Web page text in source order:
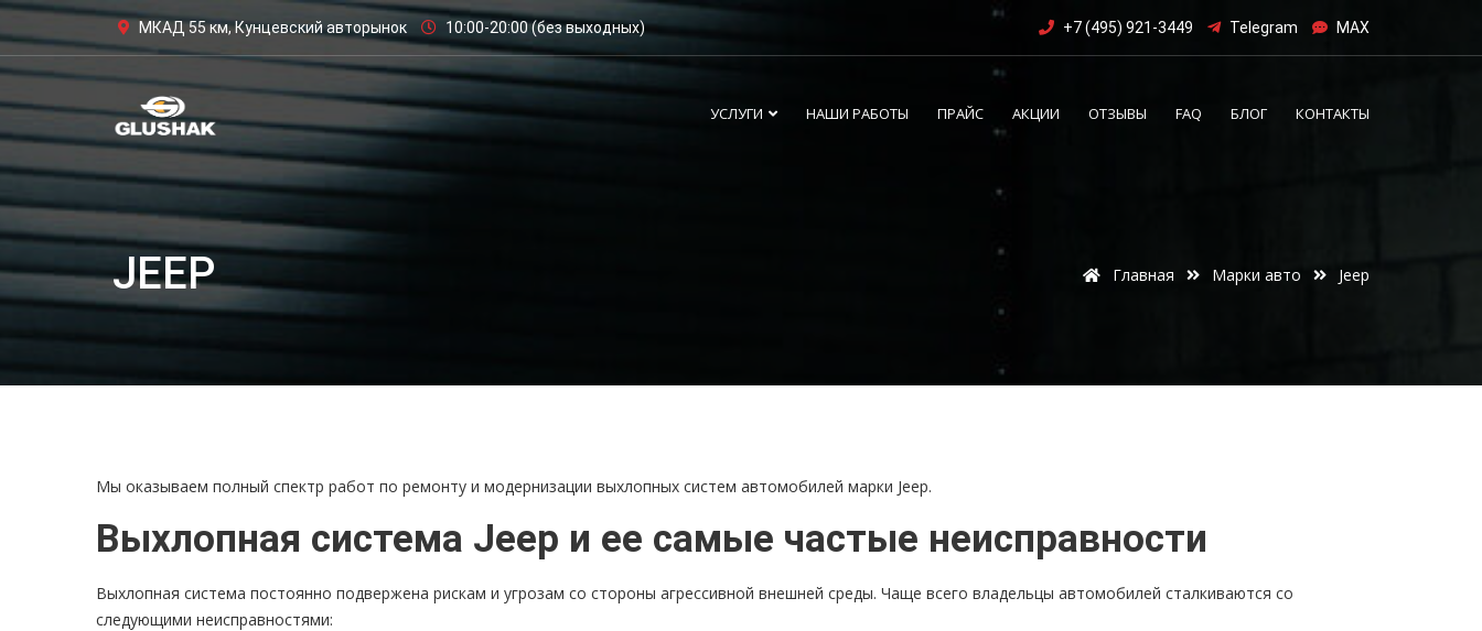
МКАД 55 км, Кунцевский авторынок 10:00-20:00 (без выходных) +7 (495) 921-3449 Telegram MAX
УСЛУГИ НАШИ РАБОТЫ ПРАЙС АКЦИИ ОТЗЫВЫ FAQ БЛОГ КОНТАКТЫ
JEEP Главная Марки авто Jeep
Мы оказываем полный спектр работ по ремонту и модернизации выхлопных систем автомобилей марки Jeep.
Выхлопная система Jeep и ее самые частые неисправности
Выхлопная система постоянно подвержена рискам и угрозам со стороны агрессивной внешней среды. Чаще всего владельцы автомобилей сталкиваются со
следующими неисправностями: